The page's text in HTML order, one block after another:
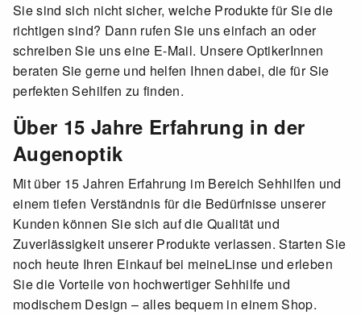
Sie sind sich nicht sicher, welche Produkte für Sie die
richtigen sind? Dann rufen Sie uns einfach an oder
schreiben Sie uns eine E-Mail. Unsere OptikerInnen
beraten Sie gerne und helfen Ihnen dabei, die für Sie
perfekten Sehilfen zu finden.
Über 15 Jahre Erfahrung in der
Augenoptik
Mit über 15 Jahren Erfahrung im Bereich Sehhilfen und
einem tiefen Verständnis für die Bedürfnisse unserer
Kunden können Sie sich auf die Qualität und
Zuverlässigkeit unserer Produkte verlassen. Starten Sie
noch heute Ihren Einkauf bei meineLinse und erleben
Sie die Vorteile von hochwertiger Sehhilfe und
modischem Design – alles bequem in einem Shop.